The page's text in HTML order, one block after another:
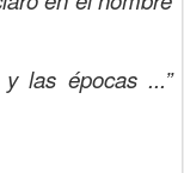
las épocas ...”